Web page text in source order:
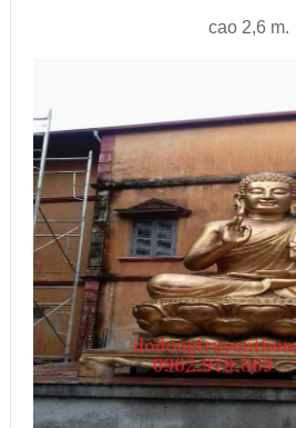
cao 2,6 m.